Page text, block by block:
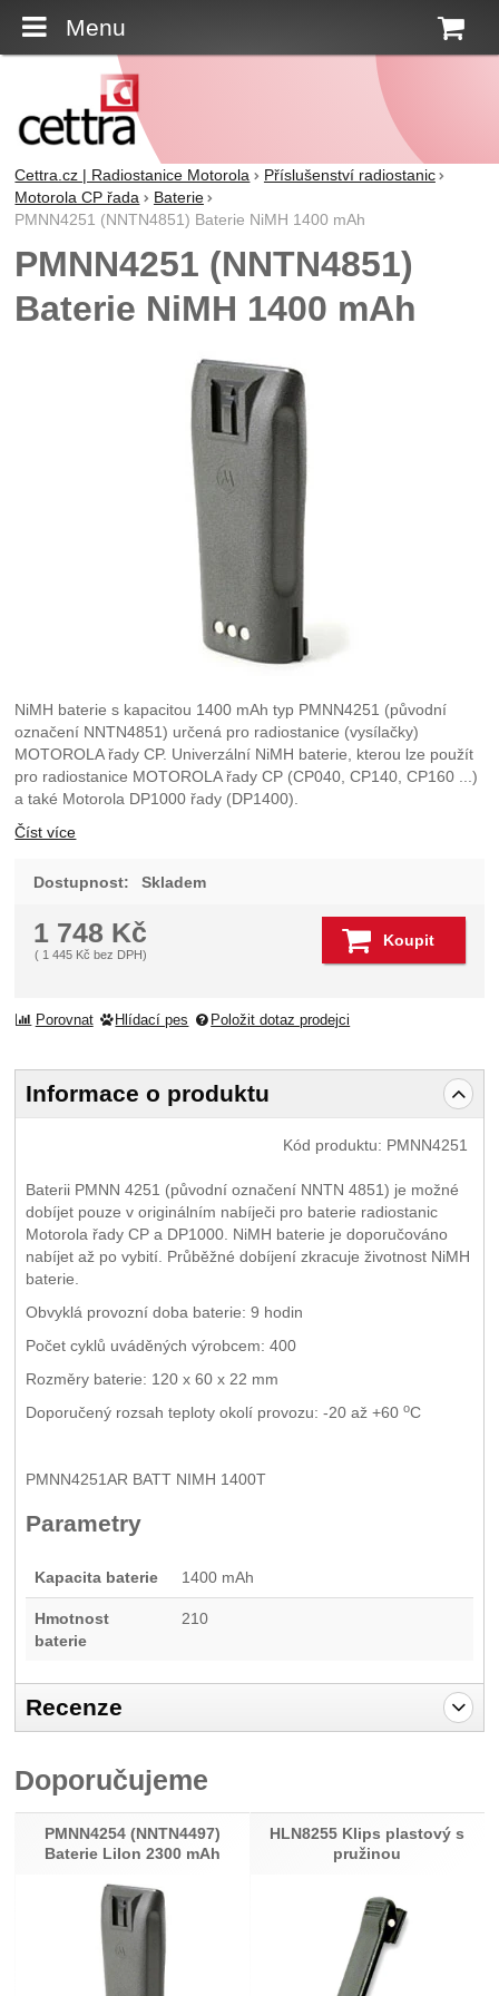
Menu
Cettra.cz | Radiostanice Motorola
Příslušenství radiostanic
Motorola CP řada
Baterie
PMNN4251 (NNTN4851) Baterie NiMH 1400 mAh
PMNN4251 (NNTN4851)
Baterie NiMH 1400 mAh
NiMH baterie s kapacitou 1400 mAh typ PMNN4251 (původní
označení NNTN4851) určená pro radiostanice (vysílačky)
MOTOROLA řady CP. Univerzální NiMH baterie, kterou lze použít
pro radiostanice MOTOROLA řady CP (CP040, CP140, CP160 ...)
a také Motorola DP1000 řady (DP1400).
Číst více
Dostupnost: Skladem
1 748 Kč
(1 445 Kč bez DPH)
Koupit
Porovnat Hlídací pes Položit dotaz prodejci
Informace o produktu
Kód produktu: PMNN4251
Baterii PMNN 4251 (původní označení NNTN 4851) je možné
dobíjet pouze v originálním nabíječi pro baterie radiostanic
Motorola řady CP a DP1000. NiMH baterie je doporučováno
nabíjet až po vybití. Průběžné dobíjení zkracuje životnost NiMH
baterie.
Obvyklá provozní doba baterie: 9 hodin
Počet cyklů uváděných výrobcem: 400
Rozměry baterie: 120 x 60 x 22 mm
Doporučený rozsah teploty okolí provozu: -20 až +60 oC
PMNN4251AR BATT NIMH 1400T
Parametry
Kapacita baterie 1400 mAh
Hmotnost
baterie
210
Recenze
Recenze
Nebyla přidána žádná recenze.
Doporučujeme
PMNN4254 (NNTN4497)
Baterie LiIon 2300 mAh
HLN8255 Klips plastový s
pružinou